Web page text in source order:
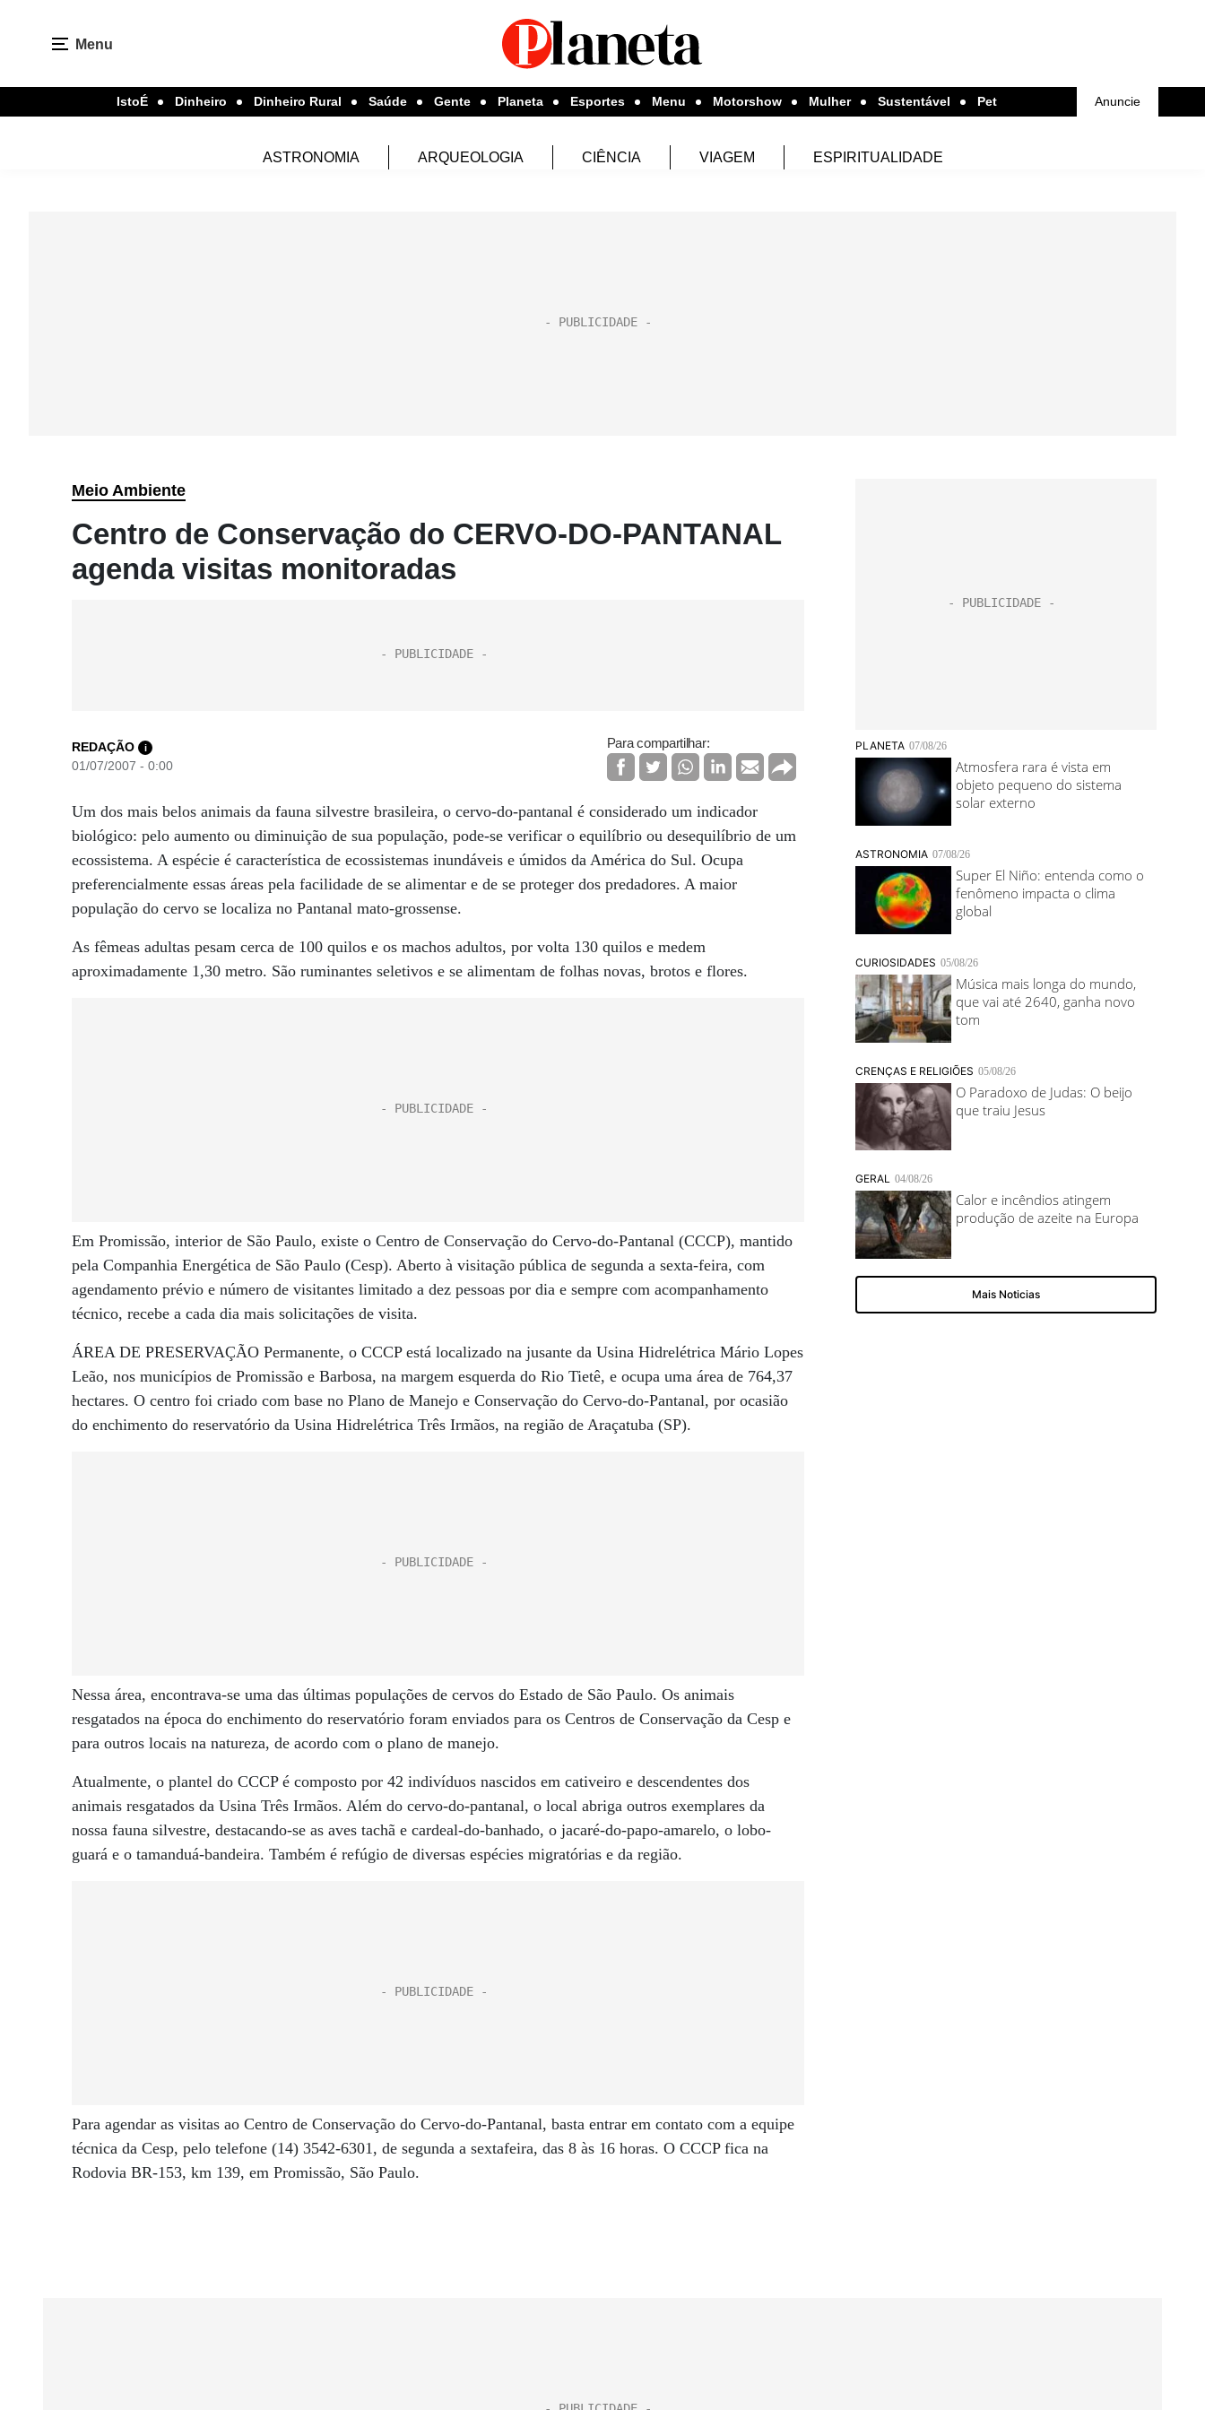
Menu
IstoÉ Dinheiro Dinheiro Rural Saúde Gente Planeta Esportes Menu Motorshow Mulher Sustentável Pet Anuncie
ASTRONOMIA ARQUEOLOGIA CIÊNCIA VIAGEM ESPIRITUALIDADE
Meio Ambiente
Centro de Conservação do CERVO-DO-PANTANAL
agenda visitas monitoradas
REDAÇÃO i
01/07/2007 - 0:00
Para compartilhar:
Um dos mais belos animais da fauna silvestre brasileira, o cervo-do-pantanal é considerado um indicador
biológico: pelo aumento ou diminuição de sua população, pode-se verificar o equilíbrio ou desequilíbrio de um
ecossistema. A espécie é característica de ecossistemas inundáveis e úmidos da América do Sul. Ocupa
preferencialmente essas áreas pela facilidade de se alimentar e de se proteger dos predadores. A maior
população do cervo se localiza no Pantanal mato-grossense.
As fêmeas adultas pesam cerca de 100 quilos e os machos adultos, por volta 130 quilos e medem
aproximadamente 1,30 metro. São ruminantes seletivos e se alimentam de folhas novas, brotos e flores.
Em Promissão, interior de São Paulo, existe o Centro de Conservação do Cervo-do-Pantanal (CCCP), mantido
pela Companhia Energética de São Paulo (Cesp). Aberto à visitação pública de segunda a sexta-feira, com
agendamento prévio e número de visitantes limitado a dez pessoas por dia e sempre com acompanhamento
técnico, recebe a cada dia mais solicitações de visita.
ÁREA DE PRESERVAÇÃO Permanente, o CCCP está localizado na jusante da Usina Hidrelétrica Mário Lopes
Leão, nos municípios de Promissão e Barbosa, na margem esquerda do Rio Tietê, e ocupa uma área de 764,37
hectares. O centro foi criado com base no Plano de Manejo e Conservação do Cervo-do-Pantanal, por ocasião
do enchimento do reservatório da Usina Hidrelétrica Três Irmãos, na região de Araçatuba (SP).
Nessa área, encontrava-se uma das últimas populações de cervos do Estado de São Paulo. Os animais
resgatados na época do enchimento do reservatório foram enviados para os Centros de Conservação da Cesp e
para outros locais na natureza, de acordo com o plano de manejo.
Atualmente, o plantel do CCCP é composto por 42 indivíduos nascidos em cativeiro e descendentes dos
animais resgatados da Usina Três Irmãos. Além do cervo-do-pantanal, o local abriga outros exemplares da
nossa fauna silvestre, destacando-se as aves tachã e cardeal-do-banhado, o jacaré-do-papo-amarelo, o lobo-
guará e o tamanduá-bandeira. Também é refúgio de diversas espécies migratórias e da região.
Para agendar as visitas ao Centro de Conservação do Cervo-do-Pantanal, basta entrar em contato com a equipe
técnica da Cesp, pelo telefone (14) 3542-6301, de segunda a sextafeira, das 8 às 16 horas. O CCCP fica na
Rodovia BR-153, km 139, em Promissão, São Paulo.